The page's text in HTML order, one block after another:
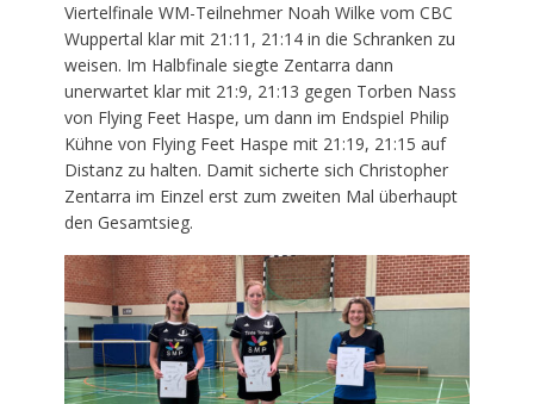
Viertelfinale WM-Teilnehmer Noah Wilke vom CBC
Wuppertal klar mit 21:11, 21:14 in die Schranken zu
weisen. Im Halbfinale siegte Zentarra dann
unerwartet klar mit 21:9, 21:13 gegen Torben Nass
von Flying Feet Haspe, um dann im Endspiel Philip
Kühne von Flying Feet Haspe mit 21:19, 21:15 auf
Distanz zu halten. Damit sicherte sich Christopher
Zentarra im Einzel erst zum zweiten Mal überhaupt
den Gesamtsieg.